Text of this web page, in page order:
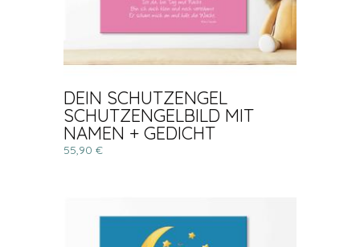
DEIN SCHUTZENGEL
SCHUTZENGELBILD MIT
NAMEN + GEDICHT
55,90 €